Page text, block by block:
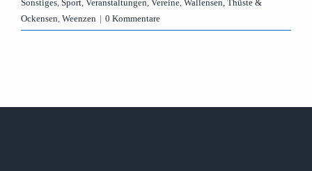
Sonstiges, Sport, Veranstaltungen, Vereine, Wallensen, Thüste &
Ockensen, Weenzen | 0 Kommentare